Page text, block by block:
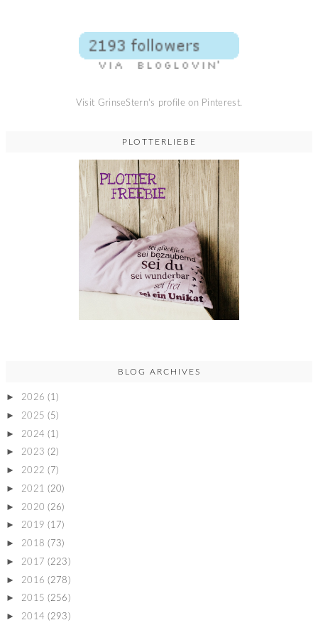
Visit GrinseStern's profile on Pinterest.
PLOTTERLIEBE
BLOG ARCHIVES
► 2026 (1)
► 2025 (5)
► 2024 (1)
► 2023 (2)
► 2022 (7)
► 2021 (20)
► 2020 (26)
► 2019 (17)
► 2018 (73)
► 2017 (223)
► 2016 (278)
► 2015 (256)
► 2014 (293)